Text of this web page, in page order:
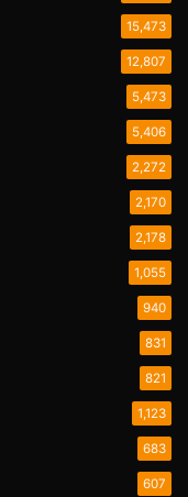
15,473
12,807
5,473
5,406
2,272
2,170
2,178
1,055
940
831
821
1,123
683
607